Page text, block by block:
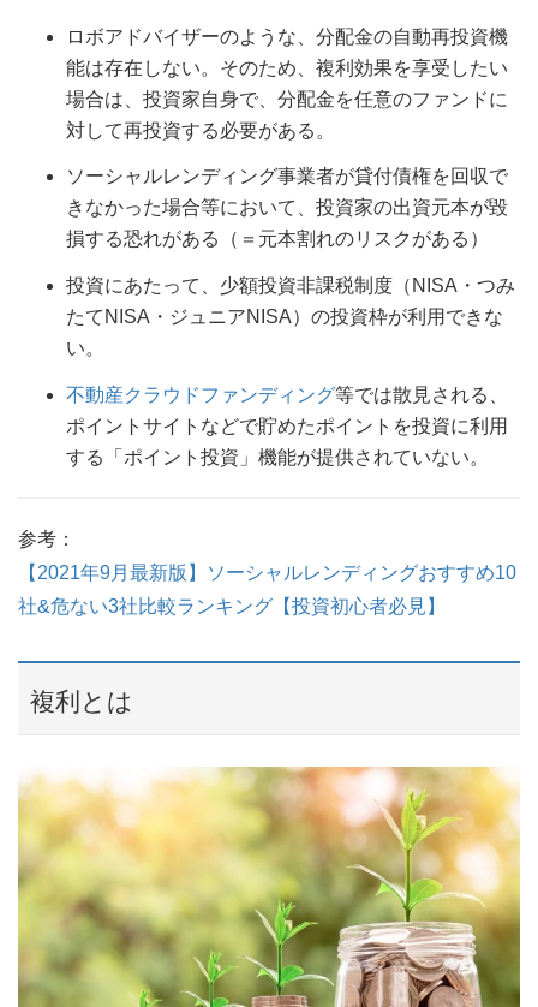
ロボアドバイザーのような、分配金の自動再投資機
能は存在しない。そのため、複利効果を享受したい
場合は、投資家自身で、分配金を任意のファンドに
対して再投資する必要がある。
ソーシャルレンディング事業者が貸付債権を回収で
きなかった場合等において、投資家の出資元本が毀
損する恐れがある（＝元本割れのリスクがある）
投資にあたって、少額投資非課税制度（NISA・つみ
たてNISA・ジュニアNISA）の投資枠が利用できな
い。
不動産クラウドファンディング等では散見される、
ポイントサイトなどで貯めたポイントを投資に利用
する「ポイント投資」機能が提供されていない。
参考：
【2021年9月最新版】ソーシャルレンディングおすすめ10
社&危ない3社比較ランキング【投資初心者必見】
複利とは